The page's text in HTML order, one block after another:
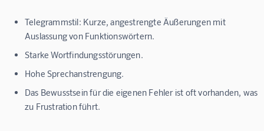
Telegrammstil: Kurze, angestrengte Äußerungen mit
Auslassung von Funktionswörtern.
Starke Wortfindungsstörungen.
Hohe Sprechanstrengung.
Das Bewusstsein für die eigenen Fehler ist oft vorhanden, was
zu Frustration führt.